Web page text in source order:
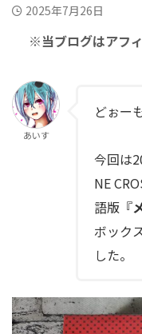
2025年7月26日
※当ブログはアフ
あいす
どぉー
今回は
NE
語版『
ボック
した。